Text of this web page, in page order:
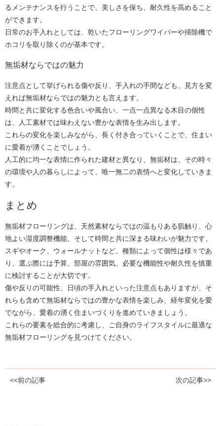
るメンテナンスを行うことで、美しさを保ち、耐久性を高めること
ができます。
日常のお手入れとしては、乾いたフローリングワイパーや掃除機で
ホコリを取り除くのが基本です。
無垢材ならではの魅力
注意点として挙げられる傷や反り、手入れの手間なども、見方を変
えれば無垢材ならではの魅力とも言えます。
時間と共に変化する色合いや風合い、一点一点異なる木目の個性
は、人工素材では味わえない豊かな表情を生み出します。
これらの変化を楽しみながら、長く付き合っていくことで、住まい
に愛着が湧くことでしょう。
人工的に均一な表情に作られた建材と異なり、無垢材は、その時々
の環境や人の暮らしによって、唯一無二の表情へと変化していきま
す。
まとめ
無垢材フローリングは、天然素材ならではの温もりある肌触り、心
地よい湿度調整機能、そして時間と共に深まる味わいが魅力です。
スギやオーク、ウォールナットなど、種類によって個性は様々であ
り、選ぶ際には予算、部屋の雰囲気、必要な機能性や耐久性を慎重
に検討することが大切です。
傷や反りの可能性、日頃の手入れといった注意点もありますが、そ
れらも含めて無垢材ならではの豊かな表情を楽しみ、経年変化を愛
でながら、愛着の湧く住まいづくりを進めていきましょう。
これらの要素を総合的に考慮し、ご自身のライフスタイルに最適な
無垢材フローリングを見つけてください。
<<前の記事 次の記事>>